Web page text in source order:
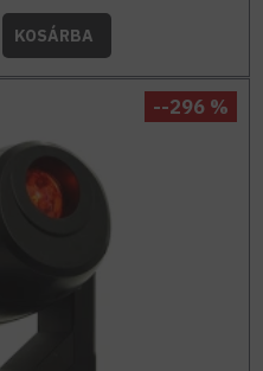
KOSÁRBA
--296 %